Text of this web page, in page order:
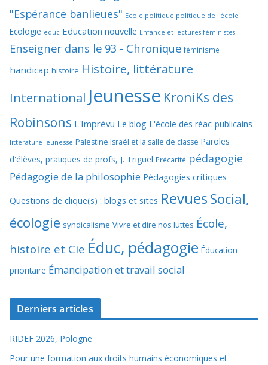
"Espérance banlieues" Ecole politique politique de l'école
Ecologie educ Education nouvelle Enfance et lectures féministes
Enseigner dans le 93 - Chronique féminisme
handicap histoire Histoire, littérature
International Jeunesse KroniKs des
Robinsons L'Imprévu Le blog L'école des réac-publicains
littérature jeunesse Palestine Israël et la salle de classe Paroles
d'élèves, pratiques de profs, J. Triguel Précarité pédagogie
Pédagogie de la philosophie Pédagogies critiques
Questions de clique(s) : blogs et sites RevuesSocial,
écologie syndicalisme Vivre et dire nos luttes École,
histoire et Cie Éduc, pédagogie Éducation
prioritaire Émancipation et travail social
Derniers articles
RIDEF 2026, Pologne
Pour une formation aux droits humains économiques et